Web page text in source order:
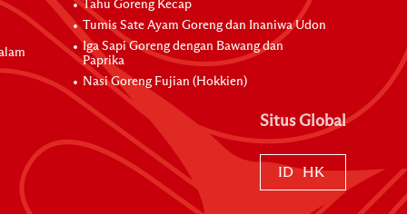
Tahu Goreng Kecap
Tumis Sate Ayam Goreng dan Inaniwa Udon
Iga Sapi Goreng dengan Bawang dan
Paprika
Nasi Goreng Fujian (Hokkien)
Situs Global
ID HK